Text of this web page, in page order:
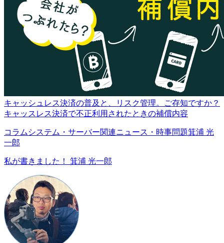
キャッシュレス決済の普及と、リスク管理。ご存知ですか？
キャッスレス決済で不正利用されたときの補償内容
コラム システム・サーバー関連ニュース・時事問題箕浦 光
一郎
私が書きました！ 箕浦 光一郎